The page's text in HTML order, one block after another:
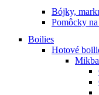
Bójky,
Pomôcky
Boilies
Hotové